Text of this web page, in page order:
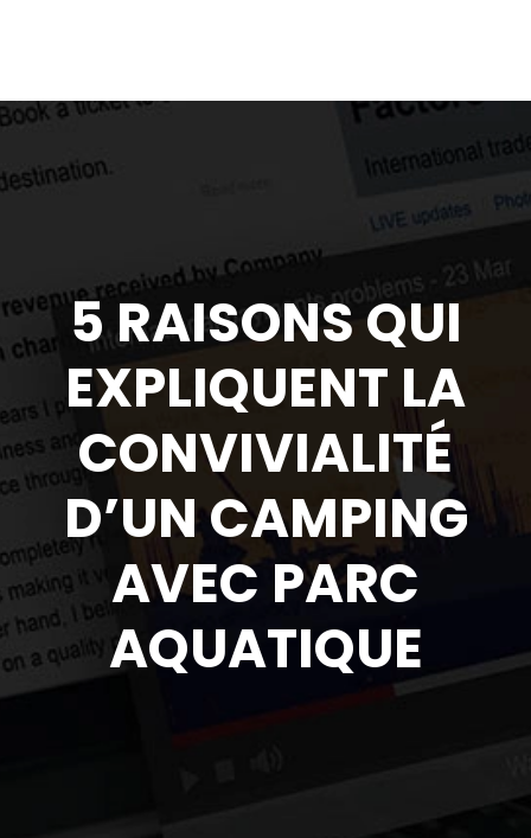
5 RAISONS QUI
EXPLIQUENT LA
CONVIVIALITÉ
D’UN CAMPING
AVEC PARC
AQUATIQUE